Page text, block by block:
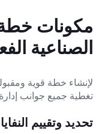
مكونات خطة
الصناعية
لإنشاء خطة قوية
تغطية جميع جوانب إدارة
تحديد وتقييم